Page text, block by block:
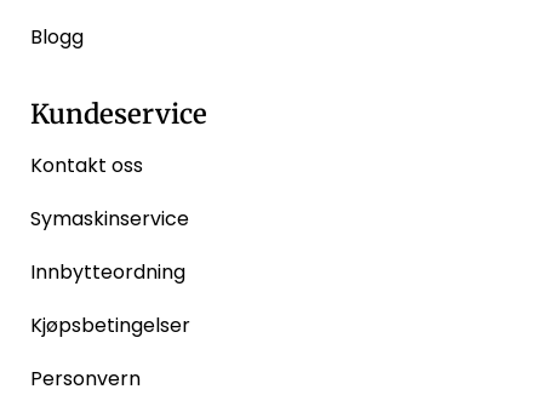
Blogg
Kundeservice
Kontakt oss
Symaskinservice
Innbytteordning
Kjøpsbetingelser
Personvern